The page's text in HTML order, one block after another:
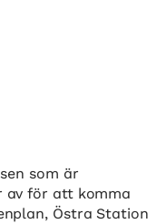
som är
av för att komma
Östra Station